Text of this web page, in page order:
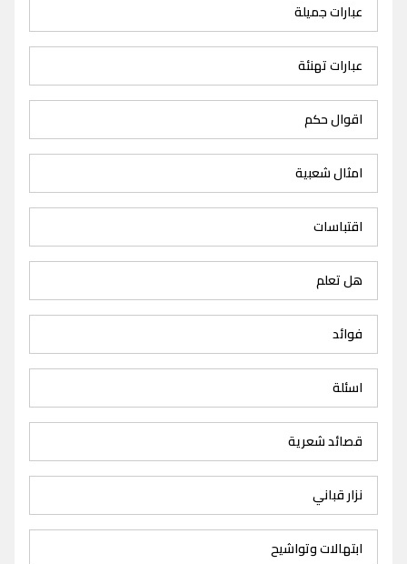
عبارات جميلة
عبارات تهنئة
اقوال حكم
امثال شعبية
اقتباسات
هل تعلم
فوائد
اسئلة
قصائد شعرية
نزار قباني
ابتهالات وتواشيح